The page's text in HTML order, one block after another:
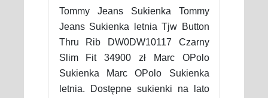
Tommy Jeans Sukienka Tommy
Jeans Sukienka letnia Tjw Button
Thru Rib DW0DW10117 Czarny
Slim Fit 34900 zł Marc OPolo
Sukienka Marc OPolo Sukienka
letnia. Dostępne sukienki na lato